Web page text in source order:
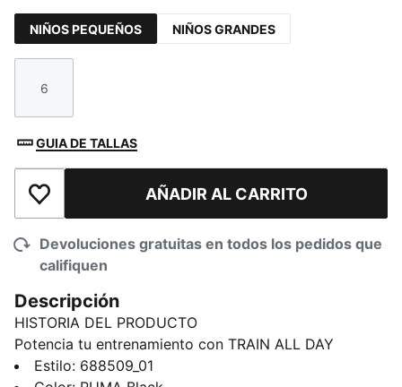
NIÑOS PEQUEÑOS NIÑOS GRANDES
Talla
6
GUIA DE TALLAS
Añadir a la lista de deseosAÑADIR AL CARRITO
Devoluciones gratuitas en todos los pedidos que
califiquen
Descripción
HISTORIA DEL PRODUCTO
Potencia tu entrenamiento con TRAIN ALL DAY
Essentials. Diseñada con tecnología dryCELL para
Estilo: 688509_01